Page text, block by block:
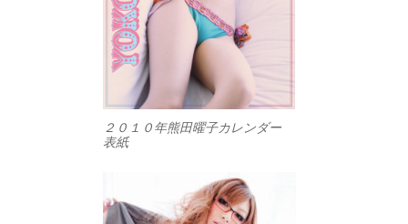
２０１０年熊田曜子カレンダー
表紙